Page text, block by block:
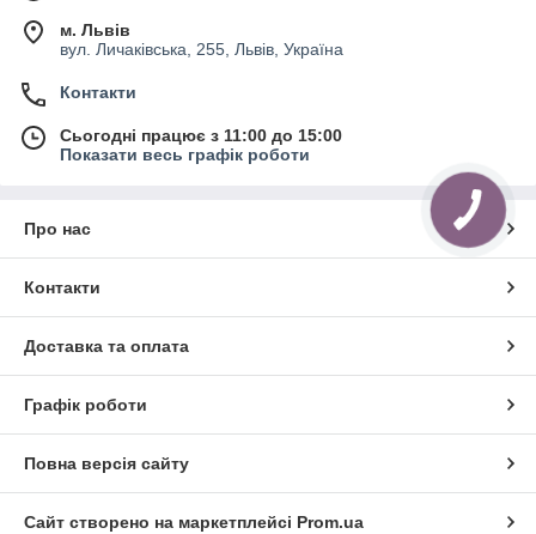
м. Львів
вул. Личаківська, 255, Львів, Україна
Контакти
Сьогодні працює з 11:00 до 15:00
Показати весь графік роботи
Про нас
Контакти
Доставка та оплата
Графік роботи
Повна версія сайту
Сайт створено на маркетплейсі Prom.ua